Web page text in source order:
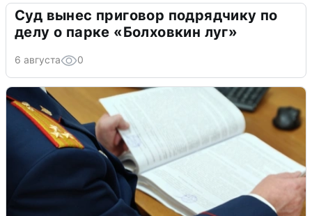
Суд вынес приговор подрядчику по
делу о парке «Болховкин луг»
6 августа 0